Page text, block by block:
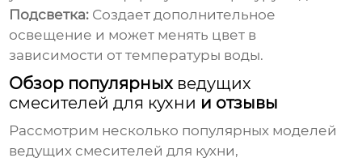
Подсветка: Создает дополнительное
освещение и может менять цвет в
зависимости от температуры воды.
Обзор популярных ведущих
смесителей для кухни и отзывы
Рассмотрим несколько популярных моделей
ведущих смесителей для кухни,